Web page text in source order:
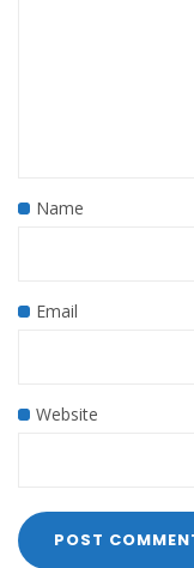
Name
Email
Website